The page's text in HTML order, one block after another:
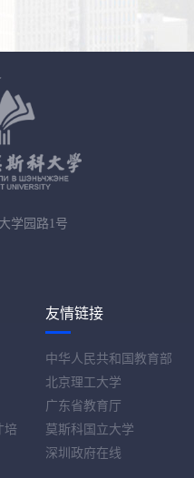
学园路1号
培
友情链接
中华人民共和国教育部
北京理工大学
广东省教育厅
莫斯科国立大学
深圳政府在线